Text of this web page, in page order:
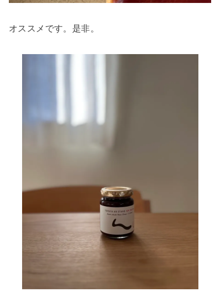
オススメです。是非。